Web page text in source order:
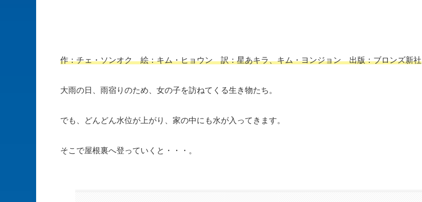
作：チェ・ソンオク 絵：キム・ヒョウン 訳：星あキラ、キム・ヨンジョン 出版：ブロンズ新社
大雨の日、雨宿りのため、女の子を訪ねてくる生き物たち。
でも、どんどん水位が上がり、家の中にも水が入ってきます。
そこで屋根裏へ登っていくと・・・。